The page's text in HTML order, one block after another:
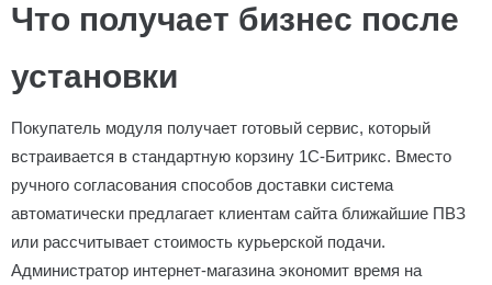
Что получает бизнес после
установки
Покупатель модуля получает готовый сервис, который
встраивается в стандартную корзину 1С-Битрикс. Вместо
ручного согласования способов доставки система
автоматически предлагает клиентам сайта ближайшие ПВЗ
или рассчитывает стоимость курьерской подачи.
Администратор интернет-магазина экономит время на